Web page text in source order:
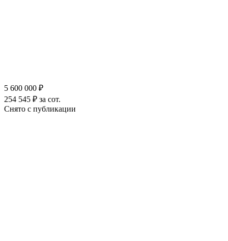
5 600 000 ₽
254 545 ₽ за сот.
Снято с публикации